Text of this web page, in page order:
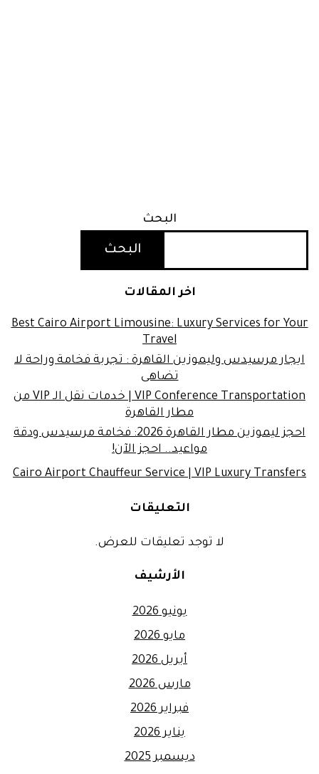
البحث
البحث
اخر المقالات
Best Cairo Airport Limousine: Luxury Services for Your
Travel
ايجار مرسيدس وليموزين القاهرة : تجربة فخامة وراحة لا
تضاهى
VIP Conference Transportation | خدمات نقل الـ VIP من
مطار القاهرة
احجز ليموزين مطار القاهرة 2026: فخامة مرسيدس ودقة
مواعيد.. احجز الآن!
Cairo Airport Chauffeur Service | VIP Luxury Transfers
التعليقات
لا توجد تعليقات للعرض.
الأرشيف
يونيو 2026
مايو 2026
أبريل 2026
مارس 2026
فبراير 2026
يناير 2026
ديسمبر 2025